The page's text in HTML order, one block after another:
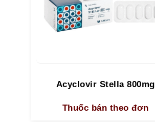
Acyclovir Stella 800mg
Thuốc bán theo đơn